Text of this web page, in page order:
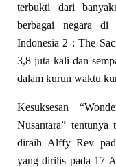
terbukti dari
berbagai negara
Indonesia 2 : The
3,8 juta kali dan
dalam kurun waktu
Kesuksesan
Nusantara” tentunya
diraih Alffy Rev
yang dirilis pada 17